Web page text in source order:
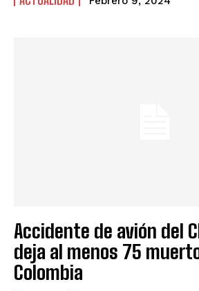
Accidente de avión del
deja al menos 75
Colombia